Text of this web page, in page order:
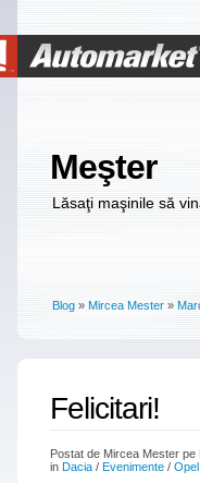
Meşter
Lăsaţi maşinile să
Blog » Mircea Mester »
Felicitari!
Postat de Mircea Mester
in Dacia / Evenimente / Opel